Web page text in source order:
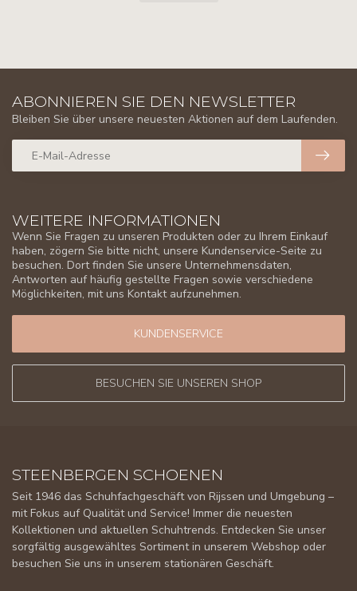
WEITERE INFORMATIONEN
Wenn Sie Fragen zu unseren Produkten oder zu Ihrem Einkauf
haben, zögern Sie bitte nicht, unsere Kundenservice-Seite zu
besuchen. Dort finden Sie unsere Unternehmensdaten,
Antworten auf häufig gestellte Fragen sowie verschiedene
Möglichkeiten, mit uns Kontakt aufzunehmen.
KUNDENSERVICE
BESUCHEN SIE UNSEREN SHOP
ABONNIEREN SIE DEN NEWSLETTER
Bleiben Sie über unsere neuesten Aktionen auf dem Laufenden.
STEENBERGEN SCHOENEN
Seit 1946 das Schuhfachgeschäft von Rijssen und Umgebung –
mit Fokus auf Qualität und Service! Immer die neuesten
Kollektionen und aktuellen Schuhtrends. Entdecken Sie unser
sorgfältig ausgewähltes Sortiment in unserem Webshop oder
besuchen Sie uns in unserem stationären Geschäft.